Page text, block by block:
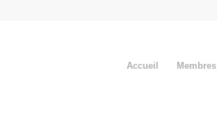
Accueil Membres